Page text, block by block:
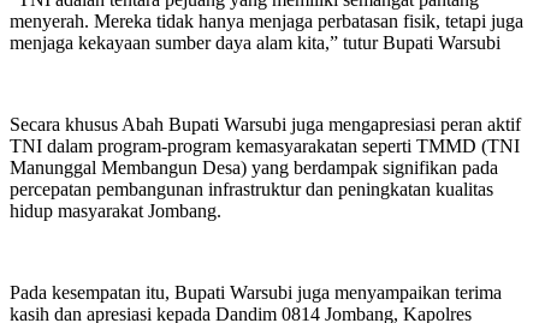
menyerah. Mereka tidak hanya menjaga perbatasan fisik, tetapi juga
menjaga kekayaan sumber daya alam kita,” tutur Bupati Warsubi
Secara khusus Abah Bupati Warsubi juga mengapresiasi peran aktif
TNI dalam program-program kemasyarakatan seperti TMMD (TNI
Manunggal Membangun Desa) yang berdampak signifikan pada
percepatan pembangunan infrastruktur dan peningkatan kualitas
hidup masyarakat Jombang.
Pada kesempatan itu, Bupati Warsubi juga menyampaikan terima
kasih dan apresiasi kepada Dandim 0814 Jombang, Kapolres